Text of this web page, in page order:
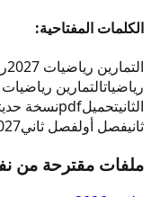
الكلمات المفتاحية:
التمارين رياضيات 2027
رياضياتالتمارين
الثانيتحميلpdfنسخة
ثانيفصل أولفصل ثاني
ملفات مقترحة من